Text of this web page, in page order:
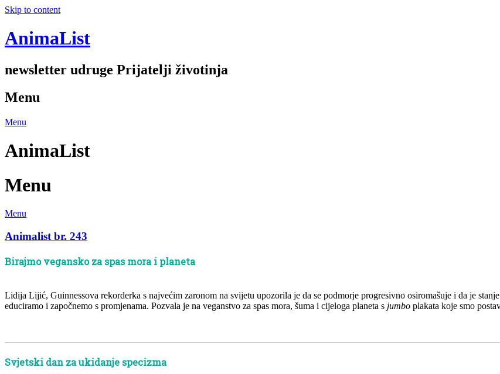
Skip to content
AnimaList
newsletter udruge Prijatelji životinja
Menu
Menu
AnimaList
Menu
Menu
Animalist br. 243
Birajmo vegansko za spas mora i planeta
Lidija Lijić, Guinnessova rekorderka s najvećim zaronom na svijetu upozorila je da se podmorje progresivno osiromašuje i da je
educiramo i započnemo s promjenama. Pozvala je na veganstvo za spas mora, šuma i cijeloga planeta s jumbo plakata koje smo
Svjetski dan za ukidanje specizma